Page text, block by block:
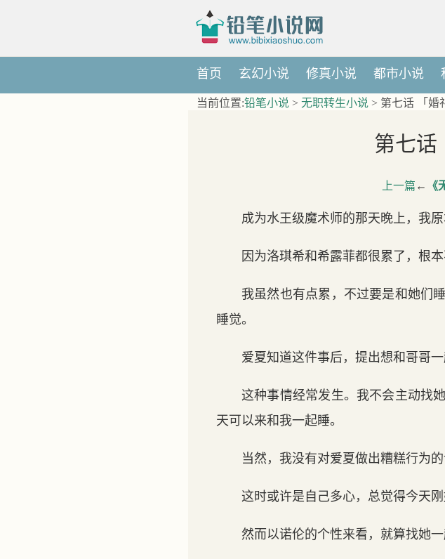
首页 玄幻小说 修真小说 都市小说
当前位置:铅笔小说 > 无职转生小说 > 第七话 「婚
第七话
上一篇 ← 《
成为水王级魔术师的那天晚上，我
因为洛琪希和希露菲都很累了，根
我虽然也有点累，不过要是和她们
睡觉。
爱夏知道这件事后，提出想和哥哥一
这种事情经常发生。我不会主动找
天可以来和我一起睡。
当然，我没有对爱夏做出糟糕行为的
这时或许是自己多心，总觉得今天
然而以诺伦的个性来看，就算找她一